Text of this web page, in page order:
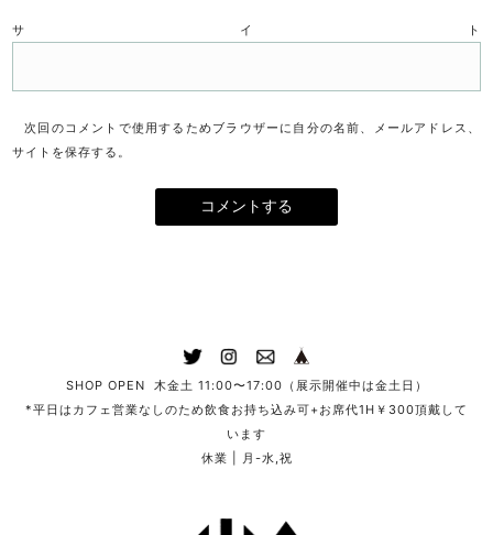
サイト
次回のコメントで使用するためブラウザーに自分の名前、メールアドレス、
サイトを保存する。
SHOP OPEN 木金土 11:00〜17:00（展示開催中は金土日）
*平日はカフェ営業なしのため飲食お持ち込み可+お席代1H￥300頂戴して
います
休業 | 月-水,祝